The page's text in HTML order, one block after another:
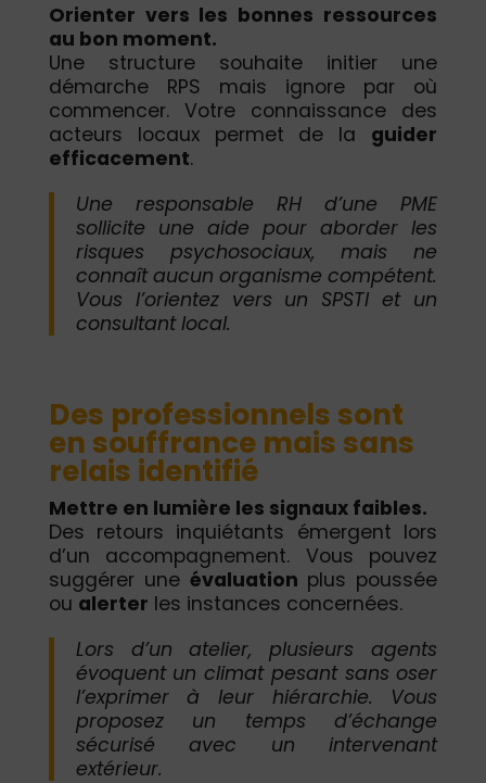
Orienter vers les bonnes ressources
au bon moment.
Une structure souhaite initier une
démarche RPS mais ignore par où
commencer. Votre connaissance des
acteurs locaux permet de la guider
efficacement.
Une responsable RH d’une PME
sollicite une aide pour aborder les
risques psychosociaux, mais ne
connaît aucun organisme compétent.
Vous l’orientez vers un SPSTI et un
consultant local.
Des professionnels sont
en souffrance mais sans
relais identifié
Mettre en lumière les signaux faibles.
Des retours inquiétants émergent lors
d’un accompagnement. Vous pouvez
suggérer une évaluation plus poussée
ou alerter les instances concernées.
Lors d’un atelier, plusieurs agents
évoquent un climat pesant sans oser
l’exprimer à leur hiérarchie. Vous
proposez un temps d’échange
sécurisé avec un intervenant
extérieur.